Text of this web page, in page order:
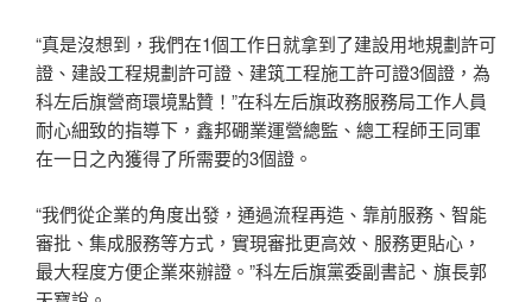
“真是沒想到，我們在1個工作日就拿到了建設用地規劃許可
證、建設工程規劃許可證、建筑工程施工許可證3個證，為
科左后旗營商環境點贊！”在科左后旗政務服務局工作人員
耐心細致的指導下，鑫邦硼業運營總監、總工程師王同軍
在一日之內獲得了所需要的3個證。
“我們從企業的角度出發，通過流程再造、靠前服務、智能
審批、集成服務等方式，實現審批更高效、服務更貼心，
最大程度方便企業來辦證。”科左后旗黨委副書記、旗長郭